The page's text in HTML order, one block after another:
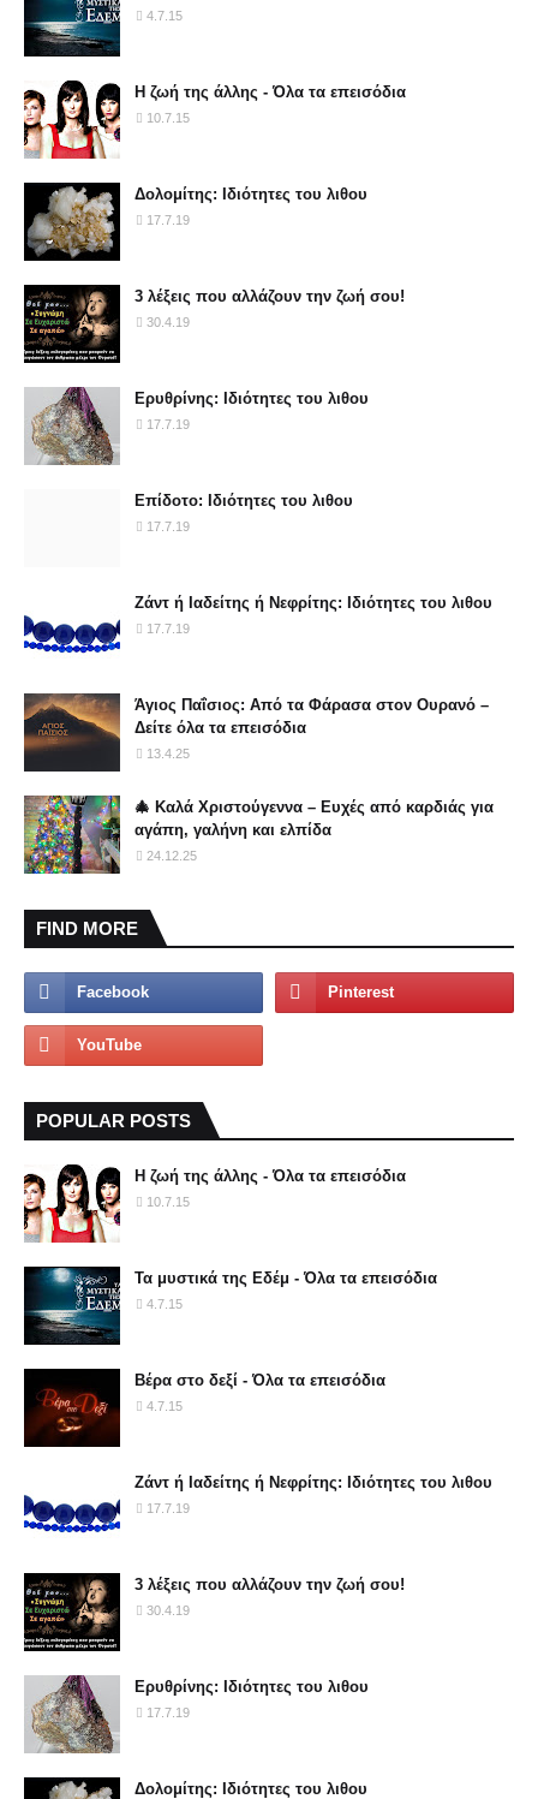
4.7.15
Η ζωή της άλλης - Όλα τα επεισόδια
10.7.15
Δολομίτης: Ιδιότητες του λιθου
17.7.19
3 λέξεις που αλλάζουν την ζωή σου!
30.4.19
Ερυθρίνης: Ιδιότητες του λιθου
17.7.19
Επίδοτο: Ιδιότητες του λιθου
17.7.19
Ζάντ ή Ιαδείτης ή Νεφρίτης: Ιδιότητες του λιθου
17.7.19
Άγιος Παΐσιος: Από τα Φάρασα στον Ουρανό –
Δείτε όλα τα επεισόδια
13.4.25
🎄 Καλά Χριστούγεννα – Ευχές από καρδιάς για
αγάπη, γαλήνη και ελπίδα
24.12.25
FIND MORE
POPULAR POSTS
Η ζωή της άλλης - Όλα τα επεισόδια
10.7.15
Τα μυστικά της Εδέμ - Όλα τα επεισόδια
4.7.15
Βέρα στο δεξί - Όλα τα επεισόδια
4.7.15
Ζάντ ή Ιαδείτης ή Νεφρίτης: Ιδιότητες του λιθου
17.7.19
3 λέξεις που αλλάζουν την ζωή σου!
30.4.19
Ερυθρίνης: Ιδιότητες του λιθου
17.7.19
Δολομίτης: Ιδιότητες του λιθου